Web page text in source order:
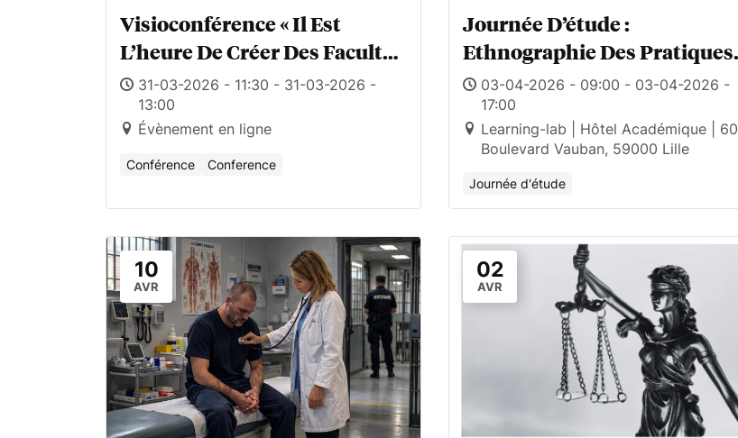
Visioconférence « Il Est
L’heure De Créer Des Facultés
Intelligentes Artificielles De
Santé ! »
31-03-2026 - 11:30 - 31-03-2026 -
13:00
Évènement en ligne
Conférence Conference
Journée D’étude :
Ethnographie Des Pratiques
Culturelles Et Artistiques
Numériques :
Reconfigurations,
Méthodologiques D’un
Terrain Transformé
03-04-2026 - 09:00 - 03-04-2026 -
17:00
Learning-lab | Hôtel Académique | 60
Boulevard Vauban, 59000 Lille
Journée d'étude
10
AVR
02
AVR